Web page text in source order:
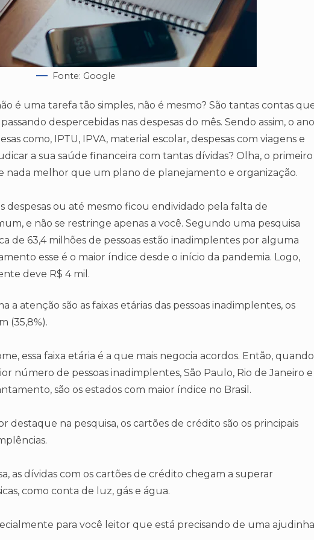
Fonte: Google
é uma tarefa tão simples, não é mesmo? São tantas contas
despercebidas nas despesas do mês. Sendo assim, o ano
como, IPTU, IPVA, material escolar, despesas com viagens e
a sua saúde financeira com tantas dívidas? Olha, o primeiro
nada melhor que um plano de planejamento e organização.
despesas ou até mesmo ficou endividado pela falta de
e não se restringe apenas a você. Segundo uma pesquisa
de 63,4 milhões de pessoas estão inadimplentes por alguma
esse é o maior índice desde o início da pandemia. Logo,
deve R$ 4 mil.
a atenção são as faixas etárias das pessoas inadimplentes, os
(35,8%).
essa faixa etária é a que mais negocia acordos. Então, quando
número de pessoas inadimplentes, São Paulo, Rio de Janeiro e
são os estados com maior índice no Brasil.
destaque na pesquisa, os cartões de crédito são os principais
as dívidas com os cartões de crédito chegam a superar
como conta de luz, gás e água.
para você leitor que está precisando de uma ajudinha